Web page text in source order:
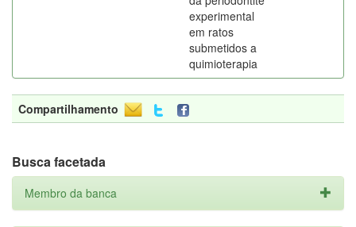
experimental
em ratos
submetidos a
quimioterapia
Compartilhamento
Busca facetada
Membro da banca